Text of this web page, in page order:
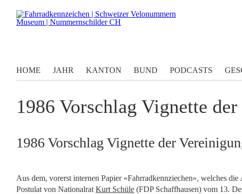
HOME JAHR KANTON BUND PODCASTS
1986 Vorschlag Vignette
1986 Vorschlag Vignette der
Aus dem, vorerst internen Papier «Fahrradkennziechen», welches
Postulat von Nationalrat Kurt Schüle (FDP Schaffhausen) vom 13.